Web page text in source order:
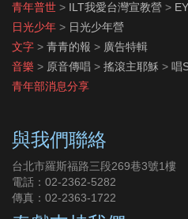
青年普世 > ILT我愛台灣宣教營 >
日光少年 > 日光少年營
文字 > 青青的報 > 廣告特輯
音樂 > 原音傳唱 > 搖滾主耶穌 > 唱
青年部消息分享
與我們聯絡
台北市羅斯福路三段269巷3號1樓
電話：02-2362-5282
傳真：02-2363-1722